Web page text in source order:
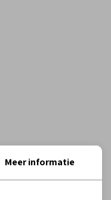
Meer informatie